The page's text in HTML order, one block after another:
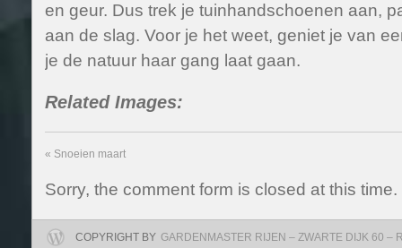
en geur. Dus trek je tuinhandschoenen aan,
aan de slag. Voor je het weet, geniet je van
je de natuur haar gang laat gaan.
Related Images:
« Snoeien maart
Sorry, the comment form is closed at this time.
COPYRIGHT BY GARDENMASTER RIJEN – ZWARTE DIJK 60 –